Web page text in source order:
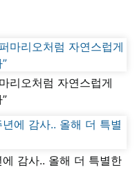
리오처럼 자연스럽게
감사.. 올해 더 특별한